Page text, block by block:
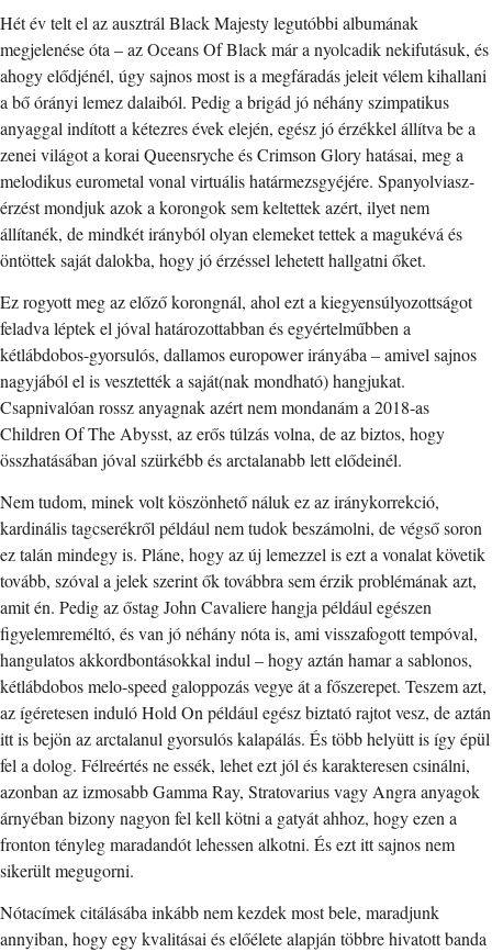
Hét év telt el az ausztrál Black Majesty legutóbbi albumának
megjelenése óta – az Oceans Of Black már a nyolcadik nekifutásuk, és
ahogy elődjénél, úgy sajnos most is a megfáradás jeleit vélem kihallani
a bő órányi lemez dalaiból. Pedig a brigád jó néhány szimpatikus
anyaggal indított a kétezres évek elején, egész jó érzékkel állítva be a
zenei világot a korai Queensryche és Crimson Glory hatásai, meg a
melodikus eurometal vonal virtuális határmezsgyéjére. Spanyolviasz-
érzést mondjuk azok a korongok sem keltettek azért, ilyet nem
állítanék, de mindkét irányból olyan elemeket tettek a magukévá és
öntöttek saját dalokba, hogy jó érzéssel lehetett hallgatni őket.
Ez rogyott meg az előző korongnál, ahol ezt a kiegyensúlyozottságot
feladva léptek el jóval határozottabban és egyértelműbben a
kétlábdobos-gyorsulós, dallamos europower irányába – amivel sajnos
nagyjából el is vesztették a saját(nak mondható) hangjukat.
Csapnivalóan rossz anyagnak azért nem mondanám a 2018-as
Children Of The Abysst, az erős túlzás volna, de az biztos, hogy
összhatásában jóval szürkébb és arctalanabb lett elődeinél.
Nem tudom, minek volt köszönhető náluk ez az iránykorrekció,
kardinális tagcserékről például nem tudok beszámolni, de végső soron
ez talán mindegy is. Pláne, hogy az új lemezzel is ezt a vonalat követik
tovább, szóval a jelek szerint ők továbbra sem érzik problémának azt,
amit én. Pedig az őstag John Cavaliere hangja például egészen
figyelemreméltó, és van jó néhány nóta is, ami visszafogott tempóval,
hangulatos akkordbontásokkal indul – hogy aztán hamar a sablonos,
kétlábdobos melo-speed galoppozás vegye át a főszerepet. Teszem azt,
az ígéretesen induló Hold On például egész biztató rajtot vesz, de aztán
itt is bejön az arctalanul gyorsulós kalapálás. És több helyütt is így épül
fel a dolog. Félreértés ne essék, lehet ezt jól és karakteresen csinálni,
azonban az izmosabb Gamma Ray, Stratovarius vagy Angra anyagok
árnyéban bizony nagyon fel kell kötni a gatyát ahhoz, hogy ezen a
fronton tényleg maradandót lehessen alkotni. És ezt itt sajnos nem
sikerült megugorni.
Nótacímek citálásába inkább nem kezdek most bele, maradjunk
annyiban, hogy egy kvalitásai és előélete alapján többre hivatott banda